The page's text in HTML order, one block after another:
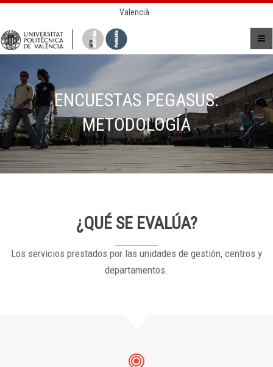
Valencià
ENCUESTAS PEGASUS:
METODOLOGÍA
¿QUÉ SE EVALÚA?
Los servicios prestados por las unidades de gestión, centros y
departamentos.